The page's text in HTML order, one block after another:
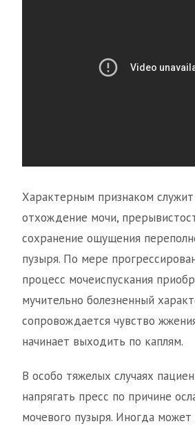
Характерным признаком
отхождение мочи,
сохранение ощущения
пузыря. По мере
процесс мочеиспускания
мучительно болезненный
сопровождается чувство
начинает выходить по каплям.
В особо тяжелых случаях
напрягать пресс по причине
мочевого пузыря. Иногда может